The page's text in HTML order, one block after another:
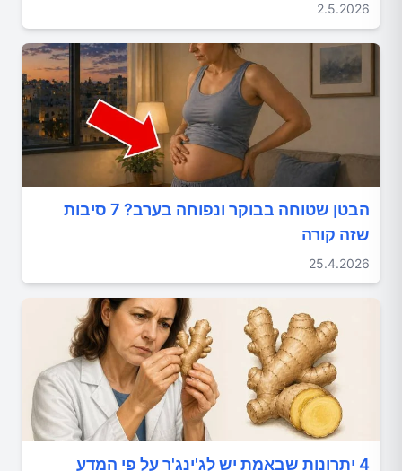
2.5.2026
הבטן שטוחה בבוקר ונפוחה בערב? 7 סיבות
שזה קורה
25.4.2026
4 יתרונות שבאמת יש לג'ינג'ר על פי המדע